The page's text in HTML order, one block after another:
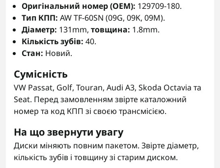
Оригінальний номер (OEM): 129709-180.
Тип КПП: AW TF-60SN (09G, 09K, 09M).
Діаметр: 131mm, товщина: 1.8mm.
Кількість зубів: 40.
Стан: Новий.
Сумісність
VW Passat, Golf, Touran, Audi A3, Skoda Octavia та
Seat. Перед замовленням звірте каталожний
номер та код КПП зі своєю трансмісією.
На що звернути увагу
Диски міняють повним пакетом. Звірте діаметр,
кількість зубів і товщину зі старим диском.